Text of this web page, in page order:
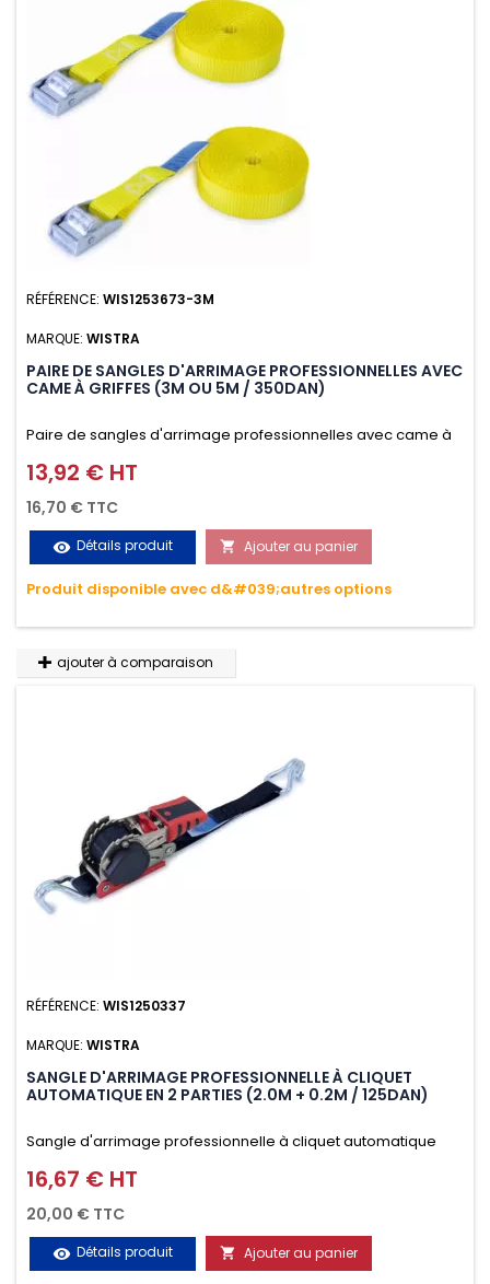
RÉFÉRENCE: WIS1253673-3M
MARQUE: WISTRA
PAIRE DE SANGLES D'ARRIMAGE PROFESSIONNELLES AVEC
CAME À GRIFFES (3M OU 5M / 350DAN)
Paire de sangles d'arrimage professionnelles avec came à
griffes (3M ou 5M / 350daN), simple et rapide d'utilisation.
Permet d'arrimer et de sécuriser vos chargements pendant
le transport. Matière polyester très résistante aux UV et aux
variations de températures, n'absorbe pas l'eau.
Prix
13,92 € HT
16,70 € TTC
visibility Détails produit  Ajouter au panier
Produit disponible avec d&#039;autres options
ajouter à comparaison
RÉFÉRENCE: WIS1250337
MARQUE: WISTRA
SANGLE D'ARRIMAGE PROFESSIONNELLE À CLIQUET
AUTOMATIQUE EN 2 PARTIES (2.0M + 0.2M / 125DAN)
Sangle d'arrimage professionnelle à cliquet automatique
avec crochet deux doigts soudés en J en 2 parties (2.0M +
0.2M / 125daN), simple et rapide d'utilisation. Permet
d'arrimer et de sécuriser vos chargements pendant le
transport. Matière polyester très résistante aux UV et aux
Prix
16,67 € HT
20,00 € TTC
visibility Détails produit  Ajouter au panier